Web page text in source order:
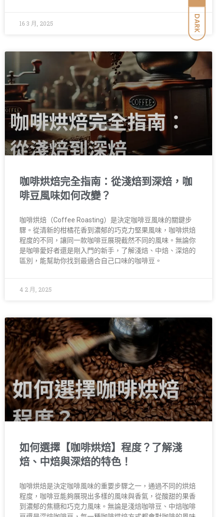
DARK
16 3 月, 2025
咖啡烘焙完全指南：從淺焙到深焙，咖
啡豆風味如何改變？
咖啡烘焙（Coffee Roasting）是決定咖啡豆風味的關鍵步
驟。從清新的柑橘花香到濃郁的巧克力堅果風味，咖啡烘焙
程度的不同，讓同一款咖啡豆展現截然不同的風味。無論你
是咖啡愛好者還是剛入門的新手，了解淺焙、中焙、深焙的
區別，能幫助你找到最適合自己口味的咖啡豆。
4 2 月, 2025
如何選擇【咖啡烘焙】程度？了解淺
焙、中焙與深焙的特色！
咖啡烘焙是決定咖啡風味的重要步驟之一，通過不同的烘焙
程度，咖啡豆能夠展現出多樣的風味與香氣，從酸甜的果香
到濃郁的焦糖和巧克力風味。無論是淺焙咖啡豆、中焙咖啡